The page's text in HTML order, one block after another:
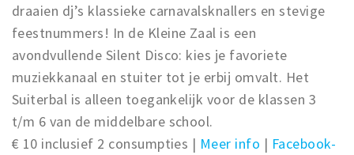
draaien dj’s klassieke carnavalsknallers en stevige
feestnummers! In de Kleine Zaal is een
avondvullende Silent Disco: kies je favoriete
muziekkanaal en stuiter tot je erbij omvalt. Het
Suiterbal is alleen toegankelijk voor de klassen 3
t/m 6 van de middelbare school.
€ 10 inclusief 2 consumpties | Meer info | Facebook-